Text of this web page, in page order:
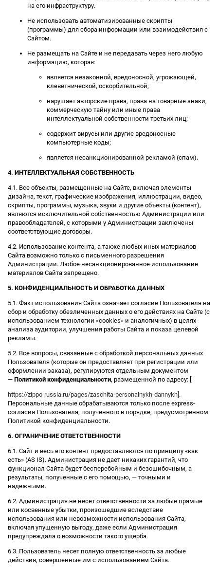
на его инфраструктуру.
Не использовать автоматизированные скрипты
(программы) для сбора информации или взаимодействия с
Сайтом.
Не размещать на Сайте и не передавать через него любую
информацию, которая:
является незаконной, вредоносной, угрожающей,
клеветнической, оскорбительной;
нарушает авторские права, права на товарные знаки,
коммерческую тайну или иные права
интеллектуальной собственности третьих лиц;
содержит вирусы или другие вредоносные
компьютерные коды;
является несанкционированной рекламой (спам).
4. ИНТЕЛЛЕКТУАЛЬНАЯ СОБСТВЕННОСТЬ
4.1. Все объекты, размещенные на Сайте, включая элементы
дизайна, текст, графические изображения, иллюстрации, видео,
скрипты, программы, музыка, звуки и другие объекты (контент),
являются исключительной собственностью Администрации или
правообладателей, с которыми у Администрации заключены
соответствующие договоры.
4.2. Использование контента, а также любых иных материалов
Сайта возможно только с письменного разрешения
Администрации. Любое несанкционированное использование
материалов Сайта запрещено.
5. КОНФИДЕНЦИАЛЬНОСТЬ И ОБРАБОТКА ДАННЫХ
5.1. Факт использования Сайта означает согласие Пользователя на
сбор и обработку обезличенных данных о его действиях на Сайте (с
использованием технологии «cookies» и аналогичных) в целях
анализа аудитории, улучшения работы Сайта и показа целевой
рекламы.
5.2. Все вопросы, связанные с обработкой персональных данных
Пользователя (которые он предоставляет при регистрации или
оформлении заказа), регулируются отдельным документом
— Политикой конфиденциальности, размещенной по адресу: [
https://zippo-russia.ru/pages/zaschita-personalnykh-dannykh ].
Персональные данные обрабатываются только после express-
согласия Пользователя, полученного в порядке, предусмотренном
Политикой конфиденциальности.
6. ОГРАНИЧЕНИЕ ОТВЕТСТВЕННОСТИ
6.1. Сайт и весь его контент предоставляются по принципу «как
есть» (AS IS). Администрация не дает никаких гарантий, что
функционал Сайта будет бесперебойным и безошибочным, а
результаты, полученные с его помощью, — точными и
надежными.
6.2. Администрация не несет ответственности за любые прямые
или косвенные убытки, произошедшие вследствие
использования или невозможности использования Сайта,
включая упущенную выгоду, даже если Администрация
предупреждала о возможности такого ущерба.
6.3. Пользователь несет полную ответственность за любые
действия, совершенные им с использованием Сайта.